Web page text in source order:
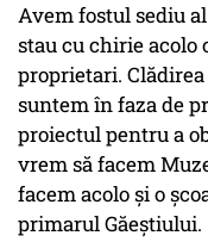
Avem fostul sediu
stau cu chirie acolo
proprietari.
suntem în faza de
proiectul pentru a
vrem să facem
facem acolo şi o
primarul Găeștiului.